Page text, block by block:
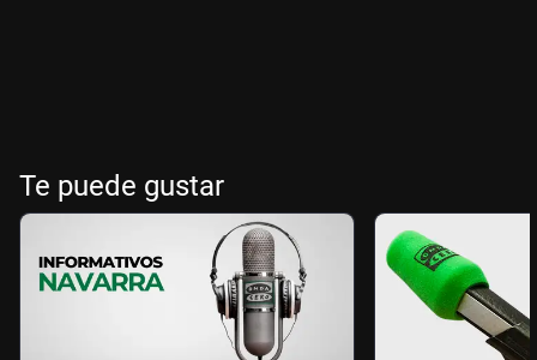
Te puede gustar